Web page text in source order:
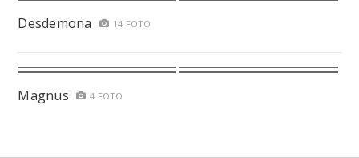
Desdemona 14 FOTO
Magnus 4 FOTO